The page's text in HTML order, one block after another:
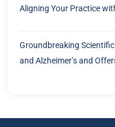
Aligning Your Practice
Groundbreaking
and Alzheimer’s and